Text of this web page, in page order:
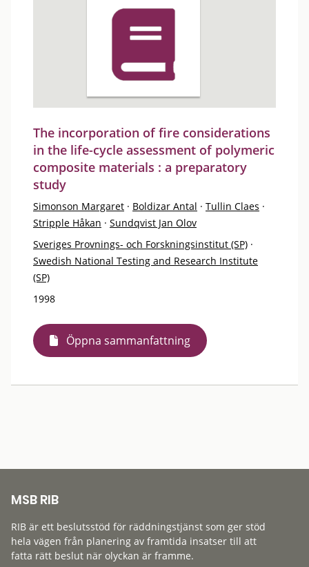
The incorporation of fire considerations
in the life-cycle assessment of polymeric
composite materials : a preparatory
study
Simonson Margaret · Boldizar Antal · Tullin Claes ·
Stripple Håkan · Sundqvist Jan Olov
Sveriges Provnings- och Forskningsinstitut (SP) ·
Swedish National Testing and Research Institute
(SP)
1998
Öppna sammanfattning
MSB RIB
RIB är ett beslutsstöd för räddningstjänst som ger stöd
hela vägen från planering av framtida insatser till att
fatta rätt beslut när olyckan är framme.